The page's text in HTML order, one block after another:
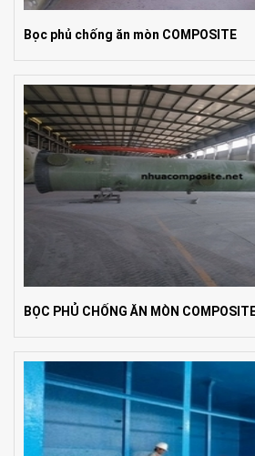
Bọc phủ chống ăn mòn COMPOSITE
BỌC PHỦ CHỐNG ĂN MÒN